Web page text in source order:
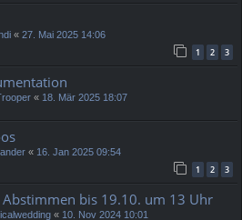
« 27. Mai 2025 14:06
1 2 3
« 18. Mär 2025 18:07
« 16. Jan 2025 09:54
1 2 3
Abstimmen bis 19.10. um 13 Uhr
« 10. Nov 2024 10:01